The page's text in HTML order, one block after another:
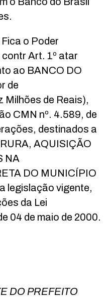
Fica o Poder
Art. 1º atar
ao BANCO DO
de
Milhões de Reais),
CMN nº. 4.589, de
destinados a
AQUISIÇÃO
NA
DO MUNICÍPIO
legislação vigente,
da Lei
04 de maio de 2000.
DO PREFEITO